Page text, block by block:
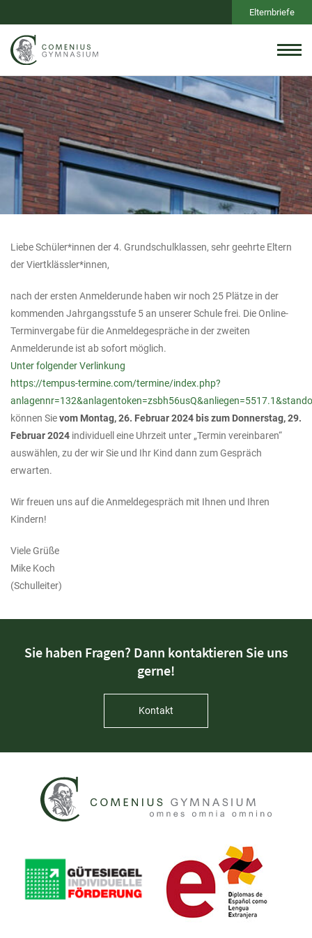
Elternbriefe
Liebe Schüler*innen der 4. Grundschulklassen, sehr geehrte Eltern
der Viertklässler*innen,
nach der ersten Anmelderunde haben wir noch 25 Plätze in der
kommenden Jahrgangsstufe 5 an unserer Schule frei. Die Online-
Terminvergabe für die Anmeldegespräche in der zweiten
Anmelderunde ist ab sofort möglich.
Unter folgender Verlinkung
https://tempus-termine.com/termine/index.php?
können Sievom Montag, 26. Februar 2024 bis zum Donnerstag, 29.
Februar 2024 individuell eine Uhrzeit unter „Termin vereinbaren“
auswählen, zu der wir Sie und Ihr Kind dann zum Gespräch
erwarten.
Wir freuen uns auf die Anmeldegespräch mit Ihnen und Ihren
Kindern!
Viele Grüße
Mike Koch
(Schulleiter)
Sie haben Fragen? Dann kontaktieren Sie uns
gerne!
Kontakt